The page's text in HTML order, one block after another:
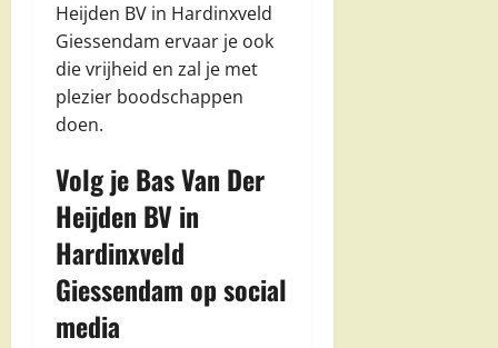
Heijden BV in Hardinxveld
Giessendam ervaar je ook
die vrijheid en zal je met
plezier boodschappen
doen.
Volg je Bas Van Der
Heijden BV in
Hardinxveld
Giessendam op social
media